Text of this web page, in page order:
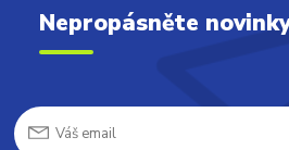
Nepropásněte